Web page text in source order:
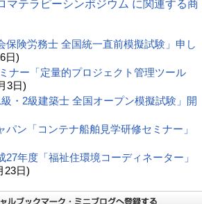
マテラピーシンポジウム に関連する商
保険労務士 全国統一直前模擬試験」申し
日)
ナー「定量的プロジェクト管理ツール
3日)
・2級建築士 全国オープン模擬試験」開
パン「コンテナ船舶見学研修セミナー」
27年度「福祉住環境コーディネーター」
23日)